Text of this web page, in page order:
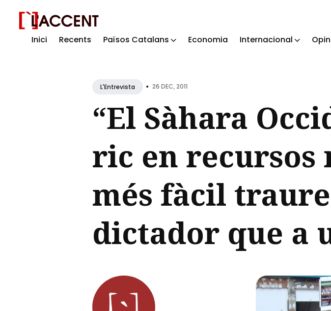
Inici Recents Països Catalans Economia Internacional
L'Entrevista • 26 DEC, 2011
“El Sàhara
ric en recursos
més fàcil
dictador que a